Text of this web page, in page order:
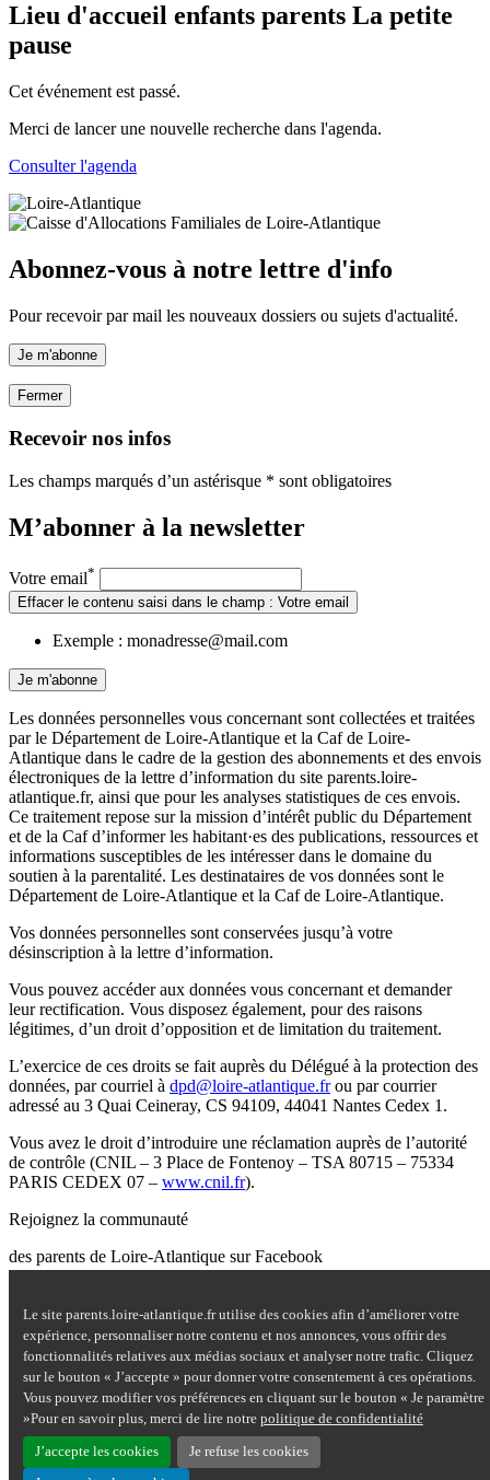
Le site parents.loire-atlantique.fr utilise des cookies afin d’améliorer votre
expérience, personnaliser notre contenu et nos annonces, vous offrir des
fonctionnalités relatives aux médias sociaux et analyser notre trafic. Cliquez
sur le bouton « J’accepte » pour donner votre consentement à ces opérations.
Vous pouvez modifier vos préférences en cliquant sur le bouton « Je paramètre
»Pour en savoir plus, merci de lire notre politique de confidentialité
J’accepte les cookies Je refuse les cookies
Lieu d'accueil enfants parents La petite
pause
Cet événement est passé.
Merci de lancer une nouvelle recherche dans l'agenda.
Consulter l'agenda
Abonnez-vous à notre lettre d'info
Pour recevoir par mail les nouveaux dossiers ou sujets d'actualité.
Je m'abonne
Fermer
Recevoir nos infos
Les champs marqués d’un astérisque * sont obligatoires
M’abonner à la newsletter
Votre email*
Effacer le contenu saisi dans le champ : Votre email
Exemple : monadresse@mail.com
Je m'abonne
Les données personnelles vous concernant sont collectées et traitées
par le Département de Loire-Atlantique et la Caf de Loire-
Atlantique dans le cadre de la gestion des abonnements et des envois
électroniques de la lettre d’information du site parents.loire-
atlantique.fr, ainsi que pour les analyses statistiques de ces envois.
Ce traitement repose sur la mission d’intérêt public du Département
et de la Caf d’informer les habitant·es des publications, ressources et
informations susceptibles de les intéresser dans le domaine du
soutien à la parentalité. Les destinataires de vos données sont le
Département de Loire-Atlantique et la Caf de Loire-Atlantique.
Vos données personnelles sont conservées jusqu’à votre
désinscription à la lettre d’information.
Vous pouvez accéder aux données vous concernant et demander
leur rectification. Vous disposez également, pour des raisons
légitimes, d’un droit d’opposition et de limitation du traitement.
L’exercice de ces droits se fait auprès du Délégué à la protection des
données, par courriel à dpd@loire-atlantique.frou par courrier
adressé au 3 Quai Ceineray, CS 94109, 44041 Nantes Cedex 1.
Vous avez le droit d’introduire une réclamation auprès de l’autorité
de contrôle (CNIL – 3 Place de Fontenoy – TSA 80715 – 75334
PARIS CEDEX 07 – www.cnil.fr).
Rejoignez la communauté
des parents de Loire-Atlantique sur Facebook
Nous contacter
Mentions légales
Plan du site
Accessibilité : partiellement conforme
Aide
Données personnelles
Cookies